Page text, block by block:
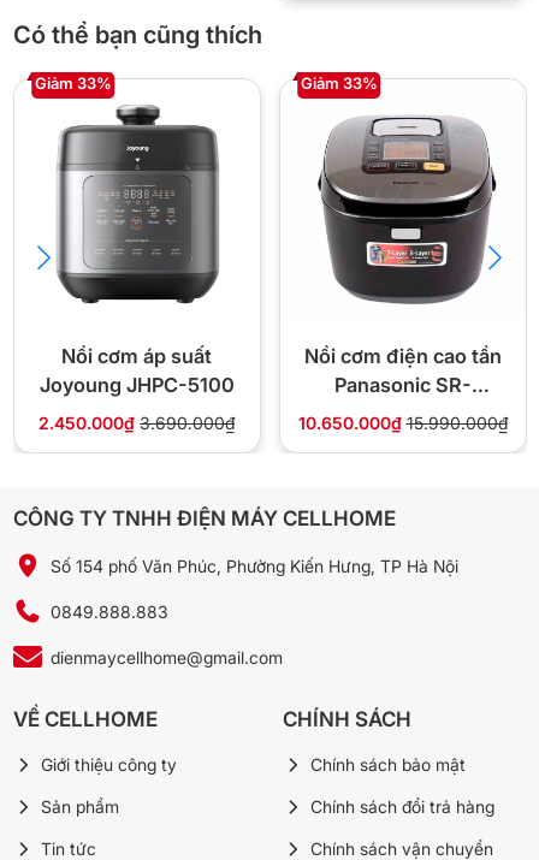
Có thể bạn cũng thích
Giảm 33%
Nồi cơm áp suất
Joyoung JHPC-5100
2.450.000₫ 3.690.000₫
Giảm 33%
Nồi cơm điện cao tần
Panasonic SR-
HB184KRA dung tích
10.650.000₫ 15.990.000₫
CÔNG TY TNHH ĐIỆN MÁY CELLHOME
Số 154 phố Văn Phúc, Phường Kiến Hưng, TP Hà Nội
0849.888.883
dienmaycellhome@gmail.com
VỀ CELLHOME
Giới thiệu công ty
Sản phẩm
Tin tức
CHÍNH SÁCH
Chính sách bảo mật
Chính sách đổi trả hàng
Chính sách vận chuyển